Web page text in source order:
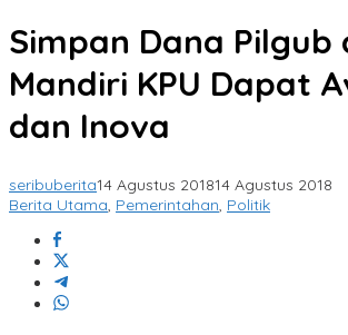
Simpan Dana Pilgub
Mandiri KPU Dapat
dan Inova
seribuberita14 Agustus 201814 Agustus 2018
Berita Utama, Pemerintahan, Politik